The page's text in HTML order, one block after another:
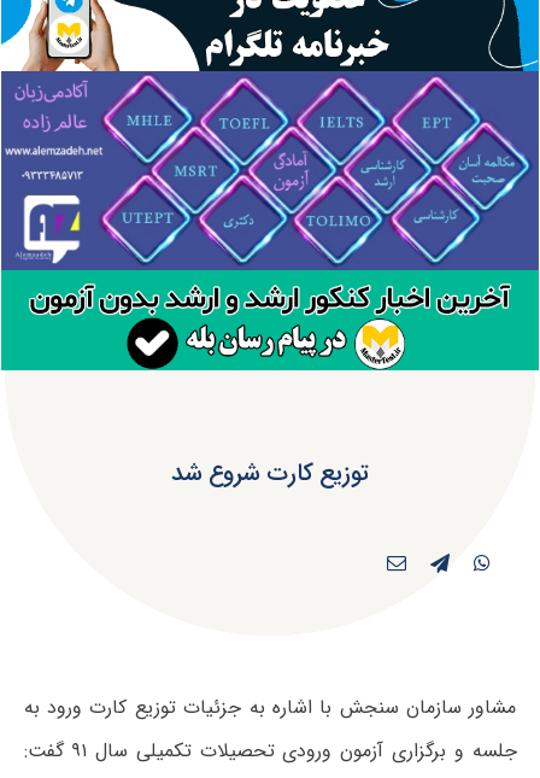
توزیع کارت شروع شد
مشاور سازمان‌ سنجش با اشاره به جزئیات توزیع کارت ورود به
جلسه و برگزاری آزمون‌ ورودی‌ تحصیلات‌ تکمیلی‌ سال ۹۱ گفت: